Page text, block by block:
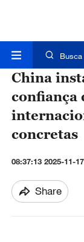
Busca
China
confiança
concretas
08:37:13 2025-11-17
Share